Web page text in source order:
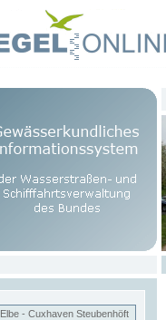
Elbe - Cuxhaven Steubenhöft